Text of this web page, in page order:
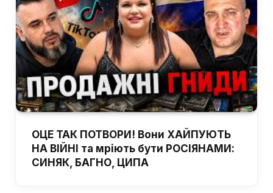
ОЦЕ ТАК ПОТВОРИ! Вони ХАЙПУЮТЬ
НА ВІЙНІ та мріють бути РОСІЯНАМИ:
СИНЯК, БАГНО, ЦИПА